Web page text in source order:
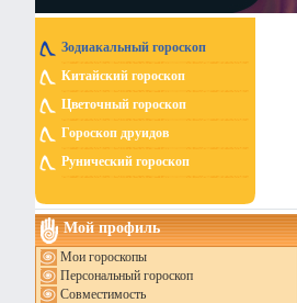
Зодиакальный гороскоп
Китайский гороскоп
Цветочный гороскоп
Гороскоп друидов
Рунический гороскоп
Мой профиль
Мои гороскопы
Персональный гороскоп
Совместимость